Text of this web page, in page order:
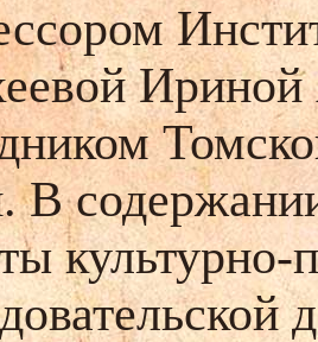
В
культурно-